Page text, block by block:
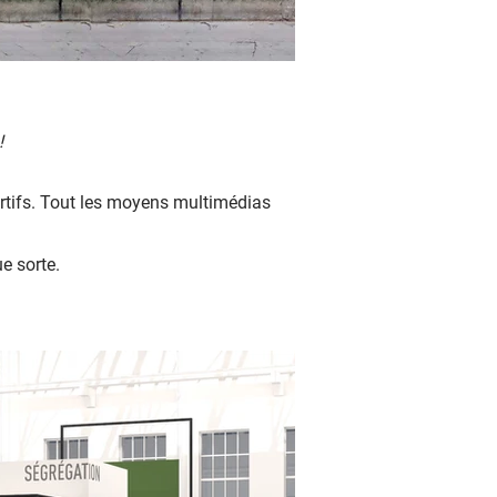
Tout les moyens multimédias
sorte.